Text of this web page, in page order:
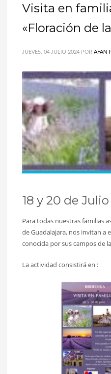
Visita en
«Floración de
JUEVES, 04 JULIO 2024 POR AFAN
18 y 20 de
Para todas nuestras familias
de Guadalajara, nos invitan a
conocida por sus campos de
La actividad consistirá en :